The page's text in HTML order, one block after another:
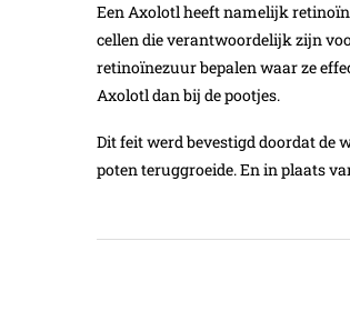
Een Axolotl heeft namelijk
cellen die verantwoordelijk zijn
retinoïnezuur bepalen waar ze
Axolotl dan bij de pootjes.
Dit feit werd bevestigd doordat de
poten teruggroeide. En in plaats